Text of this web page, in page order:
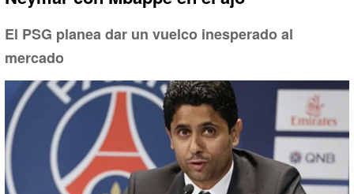
El PSG planea dar un vuelco inesperado al
mercado